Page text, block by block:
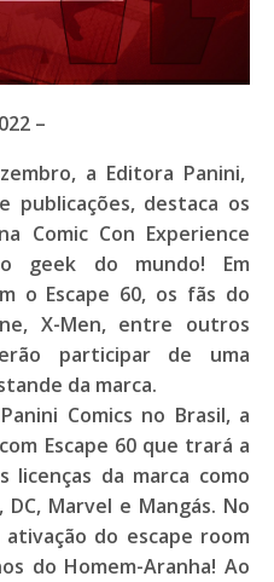
–
a Editora Panini,
destaca os
Comic Con Experience
geek do mundo! Em
o Escape 60, os fãs do
X-Men, entre outros
participar de uma
da marca.
Comics no Brasil, a
Escape 60 que trará a
licenças da marca como
Marvel e Mangás. No
do escape room
do Homem-Aranha! Ao